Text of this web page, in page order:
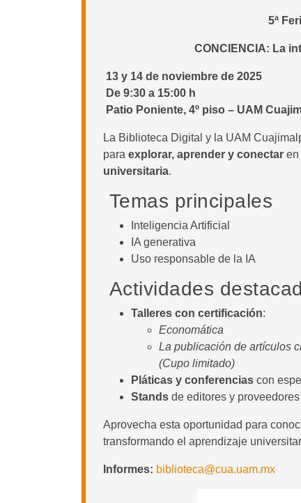
5ª
CONCIENCIA: La
13 y 14 de noviembre de 2025
De 9:30 a 15:00 h
Patio Poniente, 4º piso – UAM
La Biblioteca Digital y la UAM
para explorar, aprender y conectar en
universitaria.
Temas principales
Inteligencia Artificial
IA generativa
Uso responsable de la IA
Actividades
Talleres con certificación:
Economática
La publicación de artículos
(Cupo limitado)
Pláticas y conferencias con
Stands de editores y
Aprovecha esta oportunidad para
transformando el aprendizaje
Informes: biblioteca@cua.uam.mx